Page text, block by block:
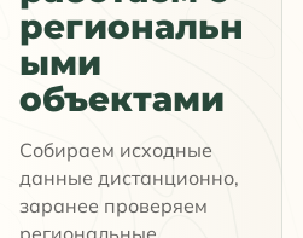
региональн
ыми
объектами
Собираем исходные
данные дистанционно,
заранее проверяем
региональные